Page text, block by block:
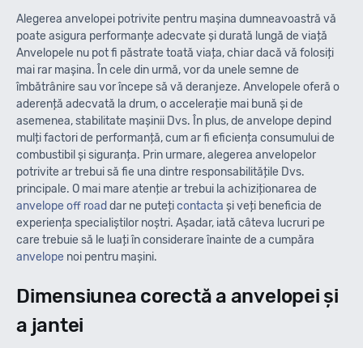
Alegerea anvelopei potrivite pentru mașina dumneavoastră vă
poate asigura performanțe adecvate și durată lungă de viață
Anvelopele nu pot fi păstrate toată viața, chiar dacă vă folosiți
mai rar mașina. În cele din urmă, vor da unele semne de
îmbătrânire sau vor începe să vă deranjeze. Anvelopele oferă o
aderență adecvată la drum, o accelerație mai bună și de
asemenea, stabilitate mașinii Dvs. În plus, de anvelope depind
mulți factori de performanță, cum ar fi eficiența consumului de
combustibil și siguranța. Prin urmare, alegerea anvelopelor
potrivite ar trebui să fie una dintre responsabilitățile Dvs.
principale. O mai mare atenție ar trebui la achiziționarea de
anvelope off road dar ne putețicontacta și veți beneficia de
experiența specialiștilor noștri. Așadar, iată câteva lucruri pe
care trebuie să le luați în considerare înainte de a cumpăra
anvelope noi pentru mașini.
Dimensiunea corectă a anvelopei și
a jantei